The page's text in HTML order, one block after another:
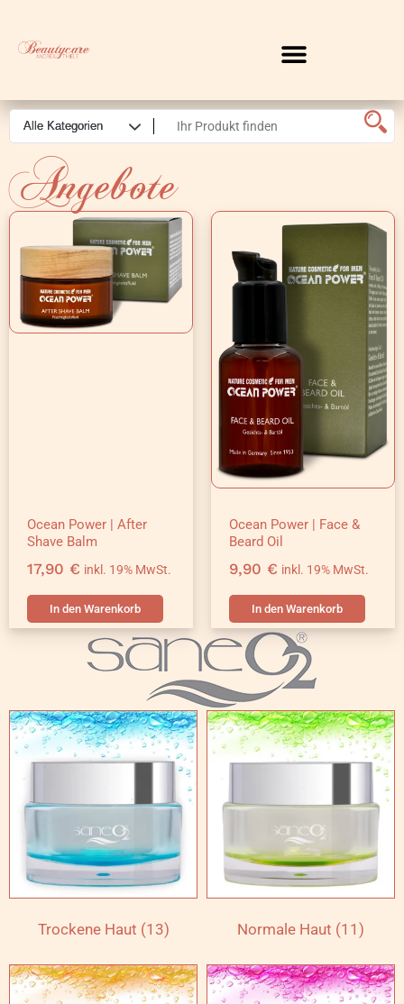
Angebote
Ocean Power | After
Shave Balm
17,90 € inkl. 19% MwSt.
In den Warenkorb
Ocean Power | Face &
Beard Oil
9,90 € inkl. 19% MwSt.
In den Warenkorb
Trockene Haut (13) Normale Haut (11)